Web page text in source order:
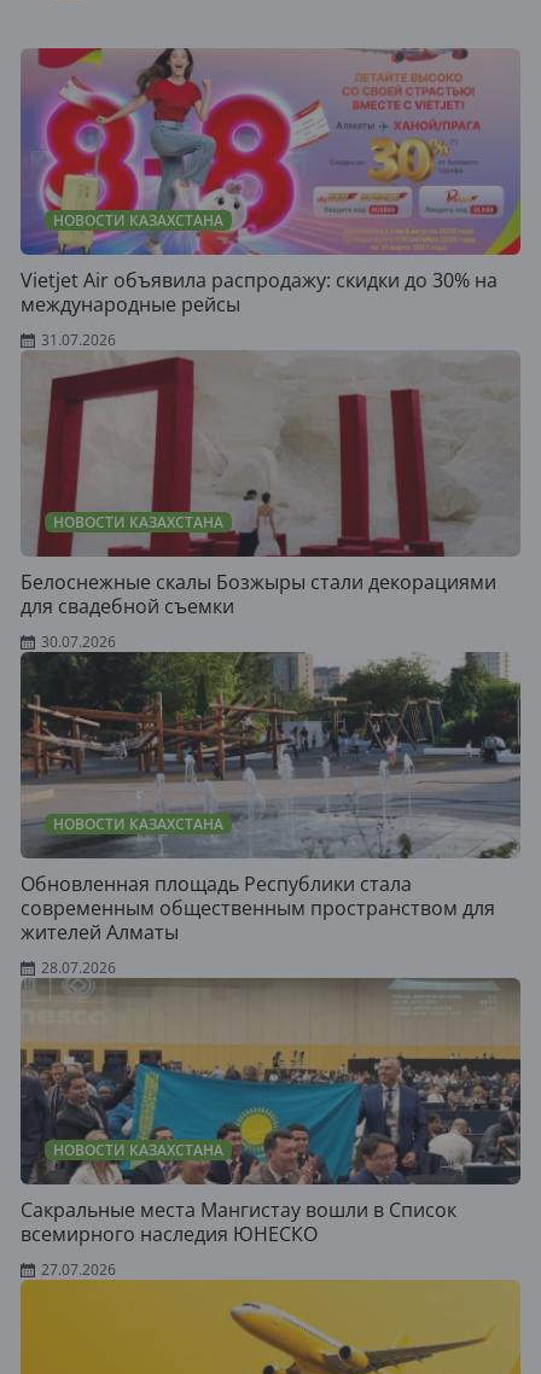
НОВОСТИ КАЗАХСТАНА
Vietjet Air объявила распродажу: скидки до 30% на
международные рейсы
31.07.2026
НОВОСТИ КАЗАХСТАНА
Белоснежные скалы Бозжыры стали декорациями
для свадебной съемки
30.07.2026
НОВОСТИ КАЗАХСТАНА
Обновленная площадь Республики стала
современным общественным пространством для
жителей Алматы
28.07.2026
НОВОСТИ КАЗАХСТАНА
Сакральные места Мангистау вошли в Список
всемирного наследия ЮНЕСКО
27.07.2026